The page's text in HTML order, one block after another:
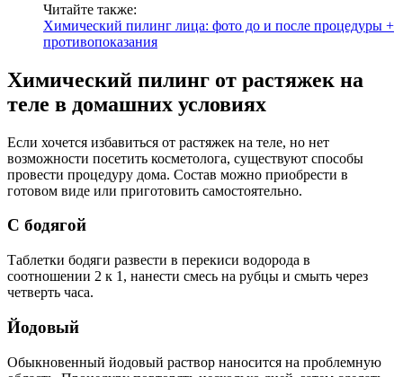
Читайте также:
Химический пилинг лица: фото до и после процедуры +
противопоказания
Химический пилинг от растяжек на
теле в домашних условиях
Если хочется избавиться от растяжек на теле, но нет
возможности посетить косметолога, существуют способы
провести процедуру дома. Состав можно приобрести в
готовом виде или приготовить самостоятельно.
С бодягой
Таблетки бодяги развести в перекиси водорода в
соотношении 2 к 1, нанести смесь на рубцы и смыть через
четверть часа.
Йодовый
Обыкновенный йодовый раствор наносится на проблемную